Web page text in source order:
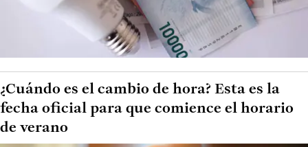
¿Cuándo es el cambio de hora? Esta es la
fecha oficial para que comience el horario
de verano